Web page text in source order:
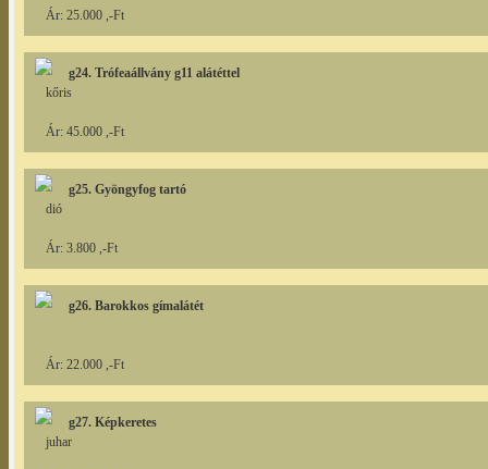
Ár: 25.000 ,-Ft
g24. Trófeaállvány g11 alátéttel
kőris
Ár: 45.000 ,-Ft
g25. Gyöngyfog tartó
dió
Ár: 3.800 ,-Ft
g26. Barokkos gímalátét
Ár: 22.000 ,-Ft
g27. Képkeretes
juhar